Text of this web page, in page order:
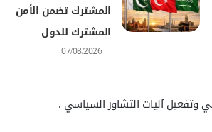
المشترك تضمن الأمن
المشترك للدول
07/08/2026
وتفعيل آليات التشاور السياسي .